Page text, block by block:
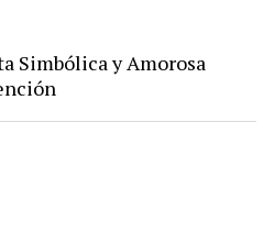
Simbólica y Amorosa